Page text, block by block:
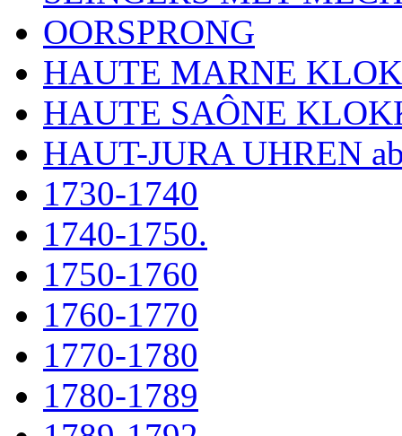
OORSPRONG
HAUTE MARNE
HAUTE SAÔNE
HAUT-JURA UHREN
1730-1740
1740-1750.
1750-1760
1760-1770
1770-1780
1780-1789